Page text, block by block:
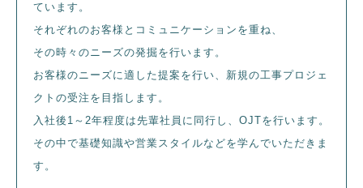
ています。
それぞれのお客様とコミュニケーションを重ね、
その時々のニーズの発掘を行います。
お客様のニーズに適した提案を行い、新規の工事プロジェ
クトの受注を目指します。
入社後1～2年程度は先輩社員に同行し、OJTを行います。
その中で基礎知識や営業スタイルなどを学んでいただきま
す。